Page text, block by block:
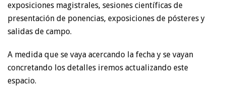
exposiciones magistrales, sesiones científicas de
presentación de ponencias, exposiciones de pósteres y
salidas de campo.
A medida que se vaya acercando la fecha y se vayan
concretando los detalles iremos actualizando este
espacio.